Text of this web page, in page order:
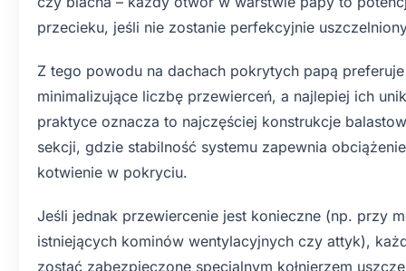
przecieku, jeśli nie zostanie perfekcyjnie
Z tego powodu na dachach pokrytych papą
minimalizujące liczbę przewierceń, a najlepiej ich
praktyce oznacza to najczęściej konstrukcje
sekcji, gdzie stabilność systemu zapewnia
kotwienie w pokryciu.
Jeśli jednak przewiercenie jest konieczne (np. przy
istniejących kominów wentylacyjnych czy attyk),
zostać zabezpieczone specjalnym kołnierzem